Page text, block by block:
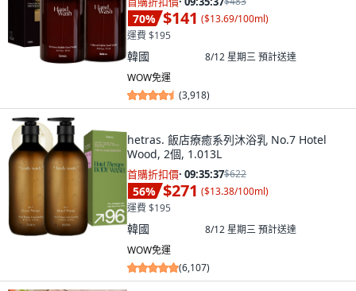
70% $141 ($13.69/100ml)
運費 $195
韓國 8/12 星期三預計送達
WOW免運
(3,918)
hetras. 飯店療癒系列沐浴乳 No.7 Hotel
Wood, 2個, 1.013L
首購折扣價· 09:35:36$622
56% $271 ($13.38/100ml)
運費 $195
韓國 8/12 星期三預計送達
WOW免運
(6,107)